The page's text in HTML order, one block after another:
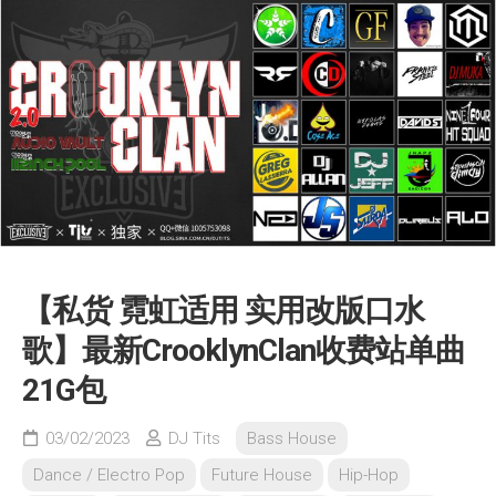
【私货 霓虹适用 实用改版口水
歌】最新CrooklynClan收费站单曲
21G包
03/02/2023 DJ Tits
Bass House
Dance / Electro Pop
Future House Hip-Hop